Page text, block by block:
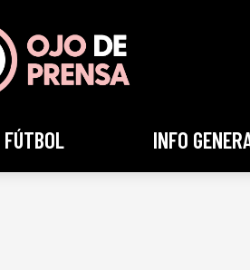
FÚTBOL INFO